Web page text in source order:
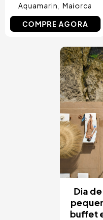
Aquamarin
Maiorca
COMPRE AGORA
Dia
buffet